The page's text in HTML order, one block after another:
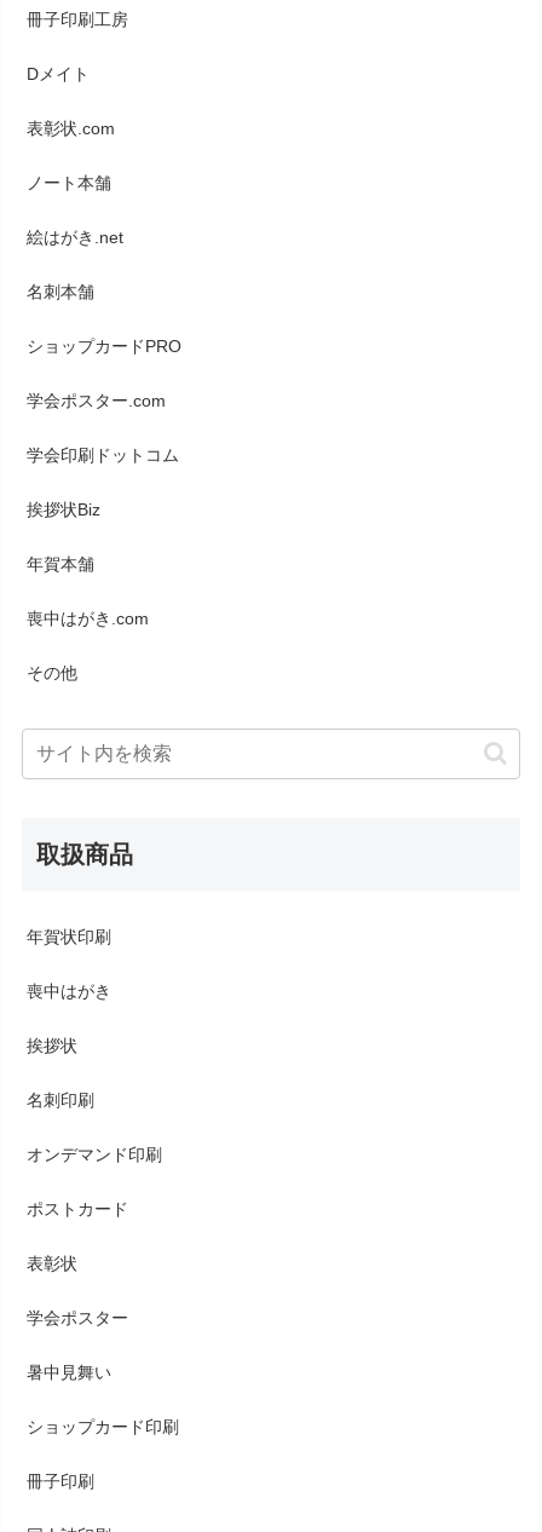
冊子印刷工房
Dメイト
表彰状.com
ノート本舗
絵はがき.net
名刺本舗
ショップカードPRO
学会ポスター.com
学会印刷ドットコム
挨拶状Biz
年賀本舗
喪中はがき.com
その他
取扱商品
年賀状印刷
喪中はがき
挨拶状
名刺印刷
オンデマンド印刷
ポストカード
表彰状
学会ポスター
暑中見舞い
ショップカード印刷
冊子印刷